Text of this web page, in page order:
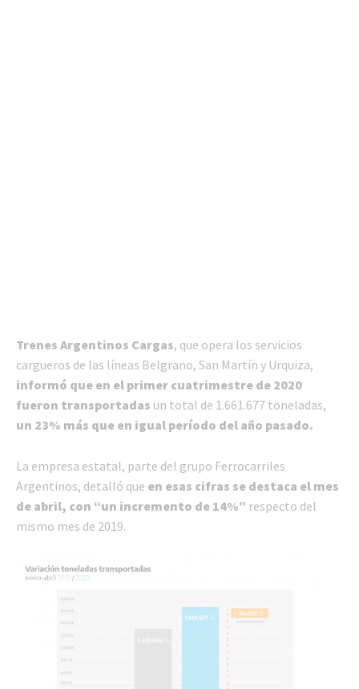
Trenes Argentinos Cargas, que opera los servicios
cargueros de las líneas Belgrano, San Martín y Urquiza,
informó que en el primer cuatrimestre de 2020
fueron transportadas un total de 1.661.677 toneladas,
un 23% más que en igual período del año pasado.
La empresa estatal, parte del grupo Ferrocarriles
Argentinos, detalló que en esas cifras se destaca el mes
de abril, con “un incremento de 14%” respecto del
mismo mes de 2019.